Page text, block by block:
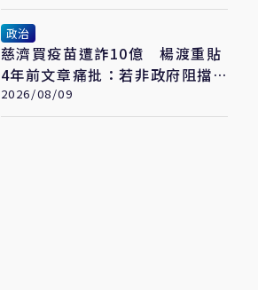
政治
慈濟買疫苗遭詐10億 楊渡重貼
4年前文章痛批：若非政府阻擋
會這樣嗎？
2026/08/09